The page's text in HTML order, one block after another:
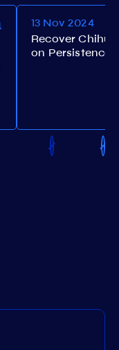
13 Nov 2024
Recover
on Persistence